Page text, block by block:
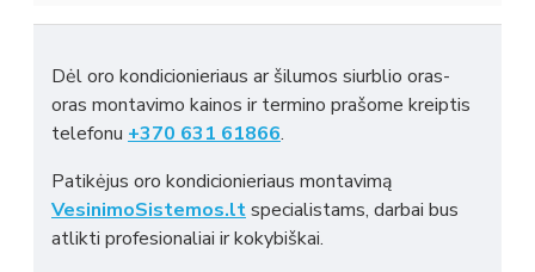
Dėl oro kondicionieriaus ar šilumos siurblio oras-
oras montavimo kainos ir termino prašome kreiptis
telefonu +370 631 61866.
Patikėjus oro kondicionieriaus montavimą
VesinimoSistemos.ltspecialistams, darbai bus
atlikti profesionaliai ir kokybiškai.